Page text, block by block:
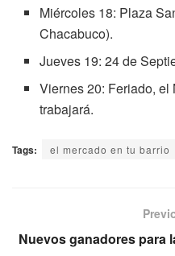
Miércoles 18: Plaza
Chacabuco).
Jueves 19: 24 de
Viernes 20: Feriado, el
trabajará.
Tags: el mercado en tu barrio
Nuevos ganadores para